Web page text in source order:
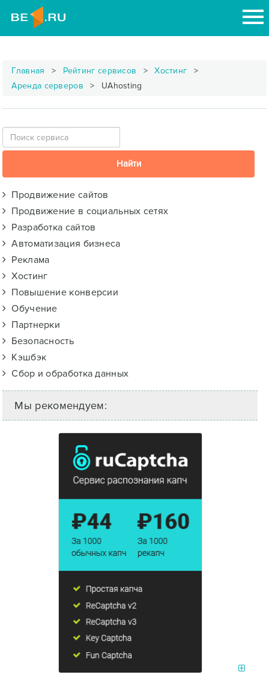
Главная Рейтинг сервисов
Хостинг
Аренда серверов
UAhosting
Продвижение сайтов
Продвижение в социальных сетях
Разработка сайтов
Автоматизация бизнеса
Реклама
Хостинг
Повышение конверсии
Обучение
Партнерки
Безопасность
Кэшбэк
Сбор и обработка данных
Мы рекомендуем: